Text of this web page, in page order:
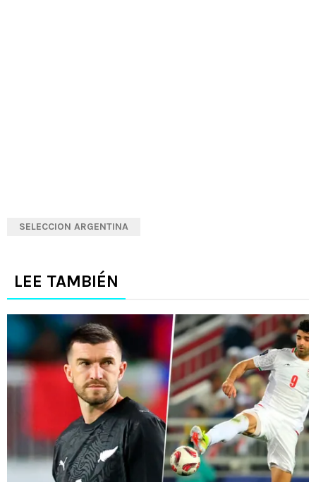
SELECCION ARGENTINA
LEE TAMBIÉN